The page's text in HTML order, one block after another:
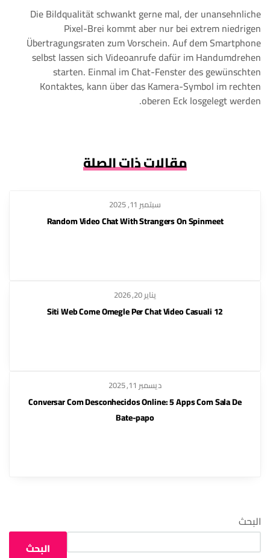
Die Bildqualität schwankt gerne mal, der unansehnliche
Pixel-Brei kommt aber nur bei extrem niedrigen
Übertragungsraten zum Vorschein. Auf dem Smartphone
selbst lassen sich Videoanrufe dafür im Handumdrehen
starten. Einmal im Chat-Fenster des gewünschten
Kontaktes, kann über das Kamera-Symbol im rechten
oberen Eck losgelegt werden.
مقالات ذات الصلة
سبتمبر 11, 2025
Random Video Chat With Strangers On Spinmeet
يناير 20, 2026
12 Siti Web Come Omegle Per Chat Video Casuali
ديسمبر 11, 2025
Conversar Com Desconhecidos Online: 5 Apps Com Sala De
Bate-papo
البحث
البحث